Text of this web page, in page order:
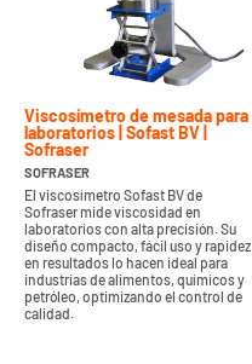
Viscosímetro de mesada para
laboratorios | Sofast BV |
Sofraser
SOFRASER
El viscosímetro Sofast BV de
Sofraser mide viscosidad en
laboratorios con alta precisión. Su
diseño compacto, fácil uso y rapidez
en resultados lo hacen ideal para
industrias de alimentos, químicos y
petróleo, optimizando el control de
calidad.